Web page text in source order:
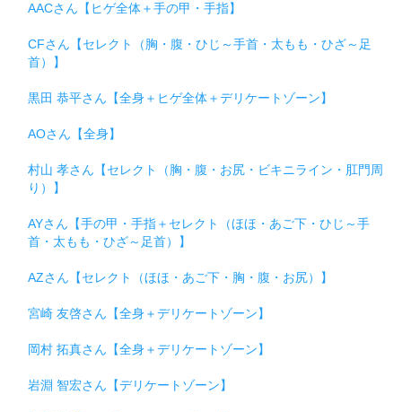
AACさん【ヒゲ全体＋手の甲・手指】
CFさん【セレクト（胸・腹・ひじ～手首・太もも・ひざ～足
首）】
黒田 恭平さん【全身＋ヒゲ全体＋デリケートゾーン】
AOさん【全身】
村山 孝さん【セレクト（胸・腹・お尻・ビキニライン・肛門周
り）】
AYさん【手の甲・手指＋セレクト（ほほ・あご下・ひじ～手
首・太もも・ひざ～足首）】
AZさん【セレクト（ほほ・あご下・胸・腹・お尻）】
宮崎 友啓さん【全身＋デリケートゾーン】
岡村 拓真さん【全身＋デリケートゾーン】
岩淵 智宏さん【デリケートゾーン】